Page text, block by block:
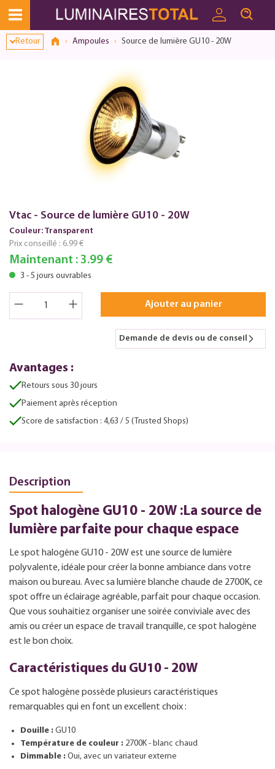
Retour Ampoules Source de lumière GU10 - 20W
Vtac - Source de lumière GU10 - 20W
Couleur: Transparent
Prix conseillé : 6.99 €
Maintenant : 3.99 €
3 - 5 jours ouvrables
Ajouter au panier
Demande de devis ou de conseil
Avantages :
Retours sous 30 jours
Paiement après réception
Score de satisfaction : 4,63 / 5 (Trusted Shops)
Description
Spot halogène GU10 - 20W :La source de
lumière parfaite pour chaque espace
Le spot halogène GU10 - 20W est une source de lumière
polyvalente, idéale pour créer la bonne ambiance dans votre
maison ou bureau. Avec sa lumière blanche chaude de 2700K, ce
spot offre un éclairage agréable, parfait pour chaque occasion.
Que vous souhaitiez organiser une soirée conviviale avec des
amis ou créer un espace de travail tranquille, ce spot halogène
est le bon choix.
Caractéristiques du GU10 - 20W
Ce spot halogène possède plusieurs caractéristiques
remarquables qui en font un excellent choix :
Douille : GU10
Température de couleur : 2700K - blanc chaud
Dimmable : Oui, avec un variateur externe
Dialogue de consentement ouvert